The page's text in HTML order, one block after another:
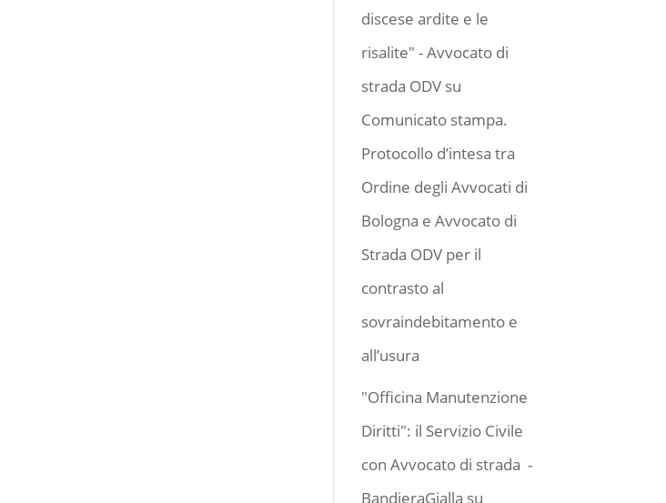
discese ardite e le
risalite" - Avvocato di
strada ODV su
Comunicato stampa.
Protocollo d’intesa tra
Ordine degli Avvocati di
Bologna e Avvocato di
Strada ODV per il
contrasto al
sovraindebitamento e
all’usura
"Officina Manutenzione
Diritti": il Servizio Civile
con Avvocato di strada -
BandieraGialla su